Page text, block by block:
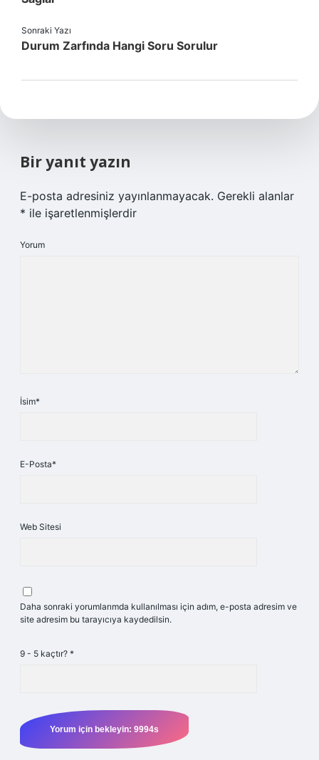
Sonraki Yazı
Durum Zarfında Hangi Soru Sorulur
Bir yanıt yazın
E-posta adresiniz yayınlanmayacak. Gerekli alanlar
* ile işaretlenmişlerdir
Yorum
İsim*
E-Posta*
Web Sitesi
Daha sonraki yorumlarımda kullanılması için adım, e-posta adresim ve
site adresim bu tarayıcıya kaydedilsin.
9 - 5 kaçtır? *